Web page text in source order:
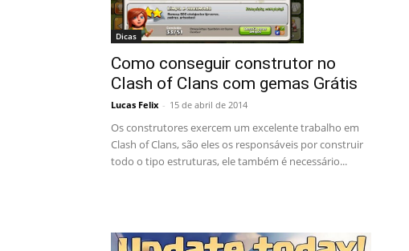
Dicas
Como conseguir construtor no
Clash of Clans com gemas Grátis
Lucas Felix - 15 de abril de 2014
Os construtores exercem um excelente trabalho em
Clash of Clans, são eles os responsáveis por construir
todo o tipo estruturas, ele também é necessário...